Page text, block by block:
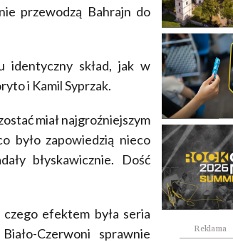
przewodzą Bahrajn do
identyczny skład, jak w
i Kamil Syprzak.
miał najgroźniejszym
było zapowiedzią nieco
błyskawicznie. Dość
efektem była seria
Czerwoni sprawnie
Reklama